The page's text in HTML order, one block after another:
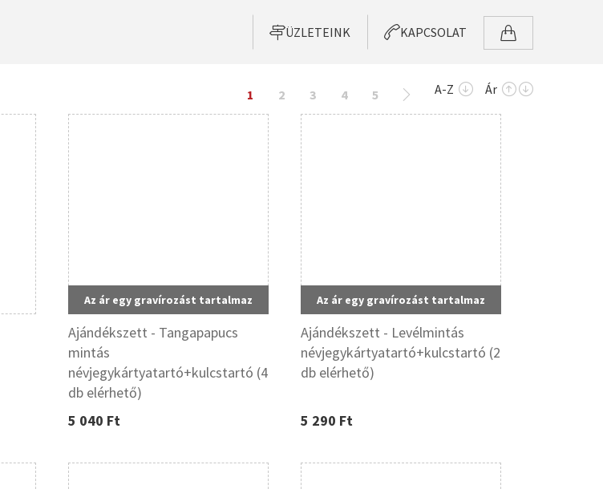
ÜZLETEINK KAPCSOLAT
1 2 3 4 5 A-Z Ár
Az ár egy gravírozást tartalmaz
Ajándékszett - Tangapapucs
mintás
névjegykártyatartó+kulcstartó (4
db elérhető)
5 040 Ft
Az ár egy gravírozást tartalmaz
Ajándékszett - Levélmintás
névjegykártyatartó+kulcstartó (2
db elérhető)
5 290 Ft